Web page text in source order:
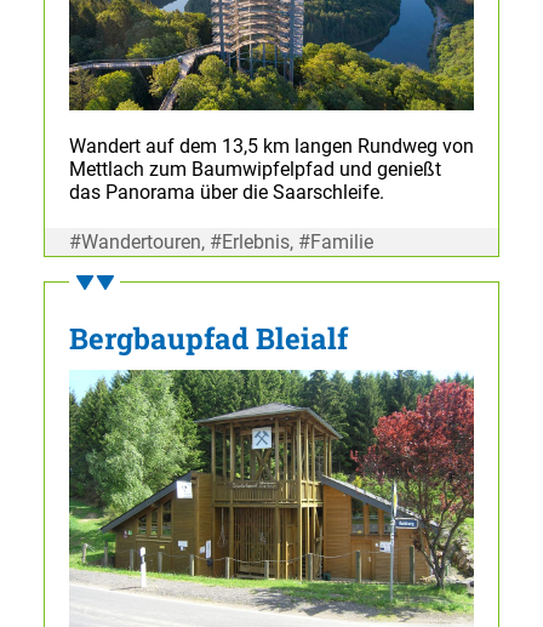
Wandert auf dem 13,5 km langen Rundweg von
Mettlach zum Baumwipfelpfad und genießt
das Panorama über die Saarschleife.
#Wandertouren, #Erlebnis, #Familie
Bergbaupfad Bleialf